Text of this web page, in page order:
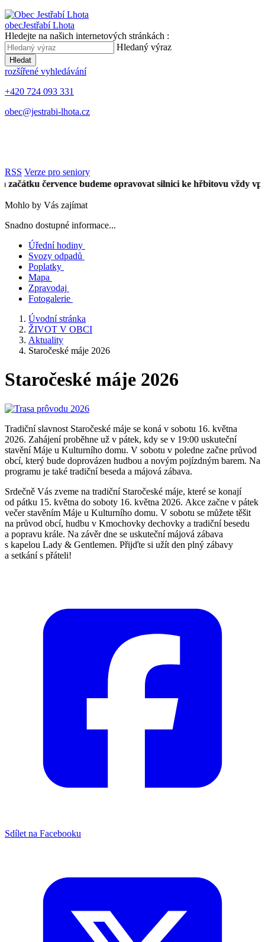
obecJestřabí Lhota
Hledejte na našich internetových stránkách :
Hledaný výraz
Hledat
rozšířené vyhledávání
+420 724 093 331
obec@jestrabi-lhota.cz
RSS Verze pro seniory
července budeme opravovat silnici ke hřbitovu vždy vpůli
Mohlo by Vás zajímat
Snadno dostupné informace...
Úřední hodiny
Svozy odpadů
Poplatky
Mapa
Zpravodaj
Fotogalerie
Úvodní stránka
ŽIVOT V OBCI
Aktuality
Staročeské máje 2026
Staročeské máje 2026
Tradiční slavnost Staročeské máje se koná v sobotu 16. května
2026. Zahájení proběhne už v pátek, kdy se v 19:00 uskuteční
stavění Máje u Kulturního domu. V sobotu v poledne začne průvod
obcí, který bude doprovázen hudbou a novým pojízdným barem. Na
programu je také tradiční beseda a májová zábava.
Srdečně Vás zveme na tradiční Staročeské máje, které se konají
od pátku 15. května do soboty 16. května 2026. Akce začne v pátek
večer stavěním Máje u Kulturního domu. V sobotu se můžete těšit
na průvod obcí, hudbu v Kmochovky dechovky a tradiční besedu
a popravu krále. Na závěr dne se uskuteční májová zábava
s kapelou Lady & Gentlemen. Přijďte si užít den plný zábavy
a setkání s přáteli!
Sdílet na Facebooku